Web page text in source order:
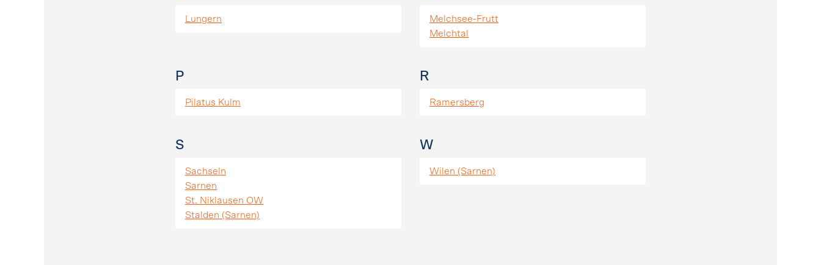
Lungern
Melchsee-Frutt
Melchtal
P
Pilatus Kulm
R
Ramersberg
S
Sachseln
Sarnen
St. Niklausen OW
Stalden (Sarnen)
W
Wilen (Sarnen)